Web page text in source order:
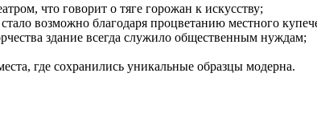
что говорит о тяге горожан к искусству;
возможно благодаря процветанию местного
здание всегда служило общественным нуждам;
где сохранились уникальные образцы модерна.